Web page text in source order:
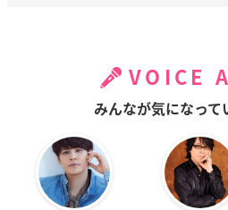
VOICE
みんなが気になって